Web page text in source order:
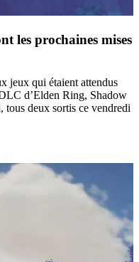
les prochaines mises
jeux qui étaient attendus
d’Elden Ring, Shadow
tous deux sortis ce vendredi